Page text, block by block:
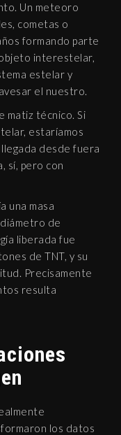
Un meteoro
cometas o
formando parte
interestelar,
estelar y
el nuestro.
matiz técnico. Si
estaríamos
desde fuera
sí, pero con
una masa
de
liberada fue
de TNT, y su
Precisamente
resulta
los datos